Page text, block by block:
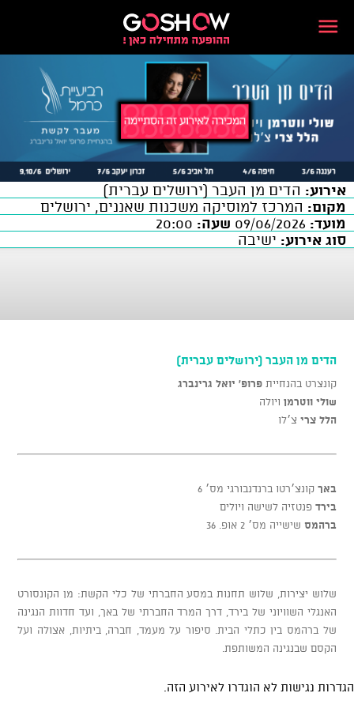
אירוע: הדים מן העבר (ירושלים עברית)
מקום: המרכז למוסיקה משכנות שאננים, ירושלים
מועד:
שעה:
סוג אירוע: ישיבה
הדים מן העבר (ירושלים עברית)
קונצרט בהנחייתפרופ' יואל גרינברג
שולי ווטרמן ויולה
הלל צרי צ׳לו
באך קונצ׳רטו ברנדנבורגי מס׳ 6
בירד פנטזיה לשישה ויולים
ברהמס שישייה מס׳ 2 אופ. 36
שלוש יצירות, שלוש תחנות במסע החברתי של כלי הקשת: מן הקונסורט
האנגלי השוויוני של בירד, דרך המרד החברתי של באך, ועד חדוות הנגינה
של ברהמס בין כתלי הבית. סיפור על מעמד, חברה, ביתיות, אצולה ועל
הקסם שבנגינה המשותפת.
הגדרות נגישות לא הוגדרו לאירוע הזה.